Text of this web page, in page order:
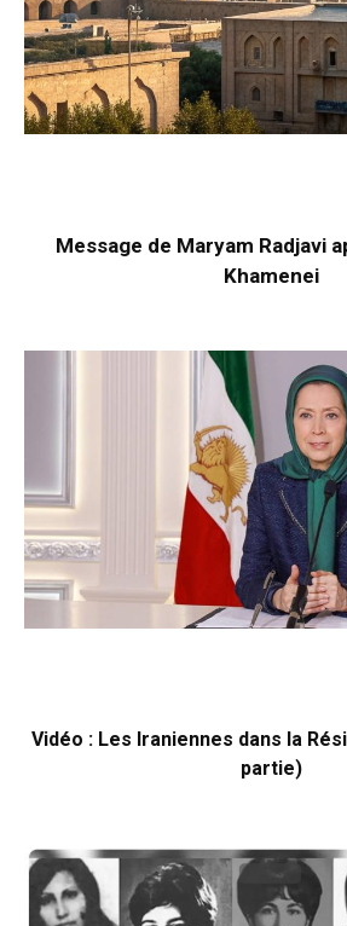
Message de Maryam Radjavi
Khamenei
Vidéo : Les Iraniennes dans la
partie)